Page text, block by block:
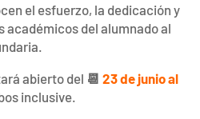
el esfuerzo, la dedicación y
académicos del alumnado al
abierto del 📆 23 de junio al
inclusive.